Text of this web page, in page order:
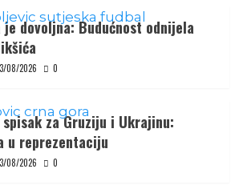
je dovoljna: Budućnost odnijela
08/2026 0
za Gruziju i Ukrajinu:
u reprezentaciju
08/2026 0